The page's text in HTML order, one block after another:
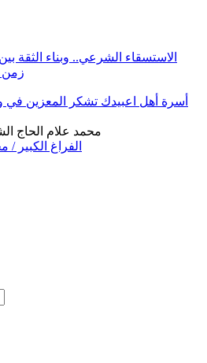
الاستسقاء الشرعي.. وبناء الثقة
زمن
أسرة أهل اعبيدك تشكر المعزين في
الفراغ الكبير